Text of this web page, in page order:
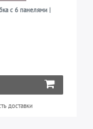
с 6 панелями |
доставки